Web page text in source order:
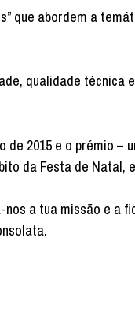
que abordem a
qualidade técnica
2015 e o prémio
da Festa de Natal,
a tua missão e a